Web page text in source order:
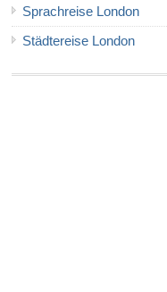
Sprachreise London
Städtereise London